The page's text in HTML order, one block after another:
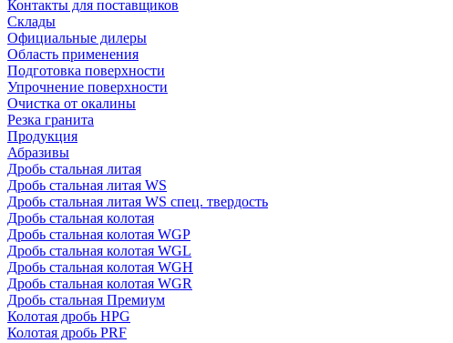
Контакты для поставщиков
Склады
Официальные дилеры
Область применения
Подготовка поверхности
Упрочнение поверхности
Очистка от окалины
Резка гранита
Продукция
Абразивы
Дробь стальная литая
Дробь стальная литая WS
Дробь стальная литая WS спец. твердость
Дробь стальная колотая
Дробь стальная колотая WGP
Дробь стальная колотая WGL
Дробь стальная колотая WGH
Дробь стальная колотая WGR
Дробь стальная Премиум
Колотая дробь HPG
Колотая дробь PRF